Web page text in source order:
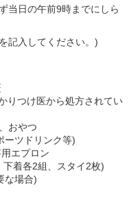
の午前9時までにしら
記入してください。)
け医から処方されてい
やつ
ドリンク等)
プロン
各2組、スタイ2枚)
場合)